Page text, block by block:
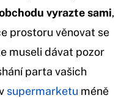
vyrazte sami,
prostoru věnovat se
museli dávat pozor
parta vašich
supermarketu méně